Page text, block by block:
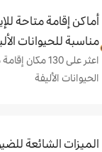
أماكن إقامة متاحة
مناسبة للحيوانات
اعثر على 130
الحيوانات الأليفة
الميزات الشائعة